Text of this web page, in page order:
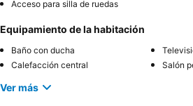
Acceso para silla de ruedas
Equipamiento de la habitación
Baño con ducha
Calefacción central
Salón
Ver más